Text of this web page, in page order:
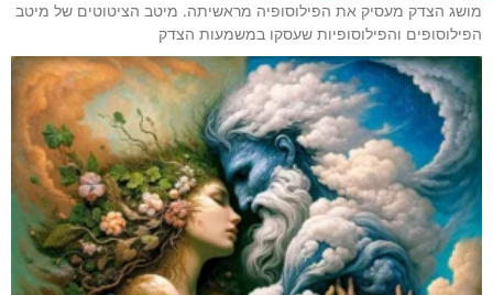
מושג הצדק מעסיק את הפילוסופיה מראשיתה. מיטב הציטוטים של מיטב
הפילוסופים והפילוסופיות שעסקו במשמעות הצדק